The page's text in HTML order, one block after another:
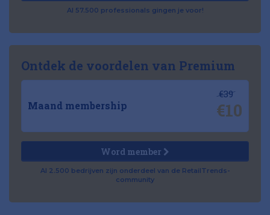
Al 57.500 professionals gingen je voor!
Ontdek de voordelen van Premium
Maand membership
€39
€10
Word member
Al 2.500 bedrijven zijn onderdeel van de RetailTrends-
community